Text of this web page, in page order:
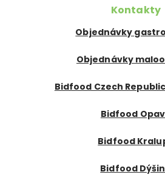
Kontakty
Objednávky
Objednávky
Bidfood Czech
Bidfood
Bidfood
Bidfood